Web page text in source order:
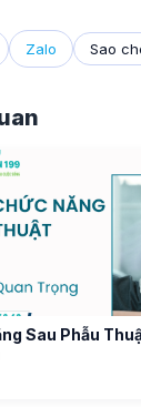
Zalo Sao
Sau Phẫu